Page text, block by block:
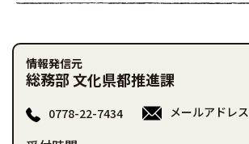
情報発信元
総務部 文化県都推進課
0778-22-7434 メールアドレス